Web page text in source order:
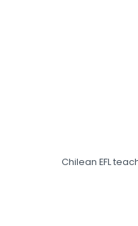
Chilean EFL